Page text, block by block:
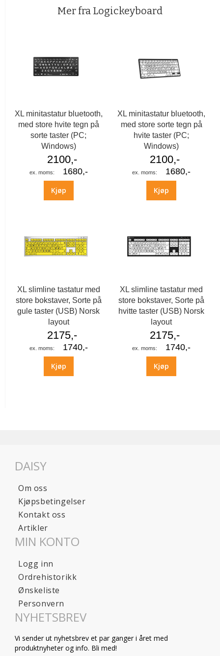
Mer fra Logickeyboard
XL minitastatur bluetooth,
med store hvite tegn på
sorte taster (PC;
Windows)
2100,-
1680,-
Kjøp
XL minitastatur bluetooth,
med store sorte tegn på
hvite taster (PC;
Windows)
2100,-
1680,-
Kjøp
XL slimline tastatur med
store bokstaver, Sorte på
gule taster (USB) Norsk
layout
2175,-
1740,-
Kjøp
XL slimline tastatur med
store bokstaver, Sorte på
hvitte taster (USB) Norsk
layout
2175,-
1740,-
Kjøp
DAISY
Om oss
Kjøpsbetingelser
Kontakt oss
Artikler
MIN KONTO
Logg inn
Ordrehistorikk
Ønskeliste
Personvern
NYHETSBREV
Vi sender ut nyhetsbrev et par ganger i året med
produktnyheter og info. Bli med!